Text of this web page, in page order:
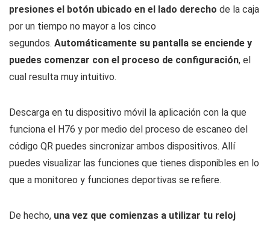
presiones el botón ubicado en el lado derecho de la caja
por un tiempo no mayor a los cinco
segundos. Automáticamente su pantalla se enciende y
puedes comenzar con el proceso de configuración, el
cual resulta muy intuitivo.
Descarga en tu dispositivo móvil la aplicación con la que
funciona el H76 y por medio del proceso de escaneo del
código QR puedes sincronizar ambos dispositivos. Allí
puedes visualizar las funciones que tienes disponibles en lo
que a monitoreo y funciones deportivas se refiere.
De hecho, una vez que comienzas a utilizar tu reloj